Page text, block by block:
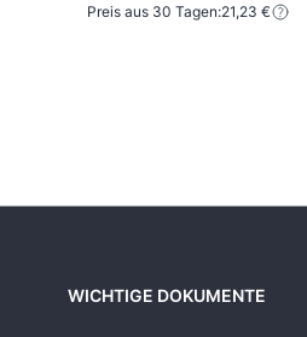
Preis aus 30 Tagen:21,23 €
WICHTIGE DOKUMENTE